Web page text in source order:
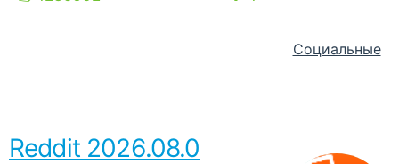
Социальные
Reddit 2026.08.0